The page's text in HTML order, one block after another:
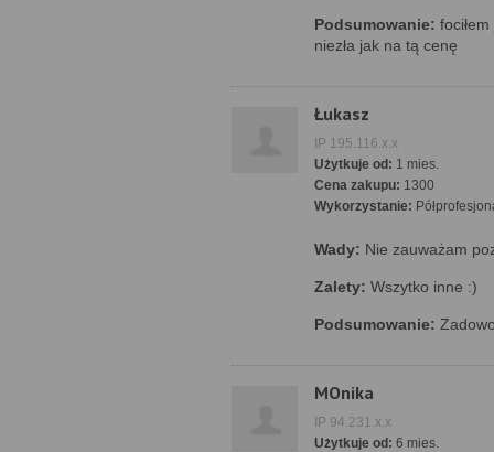
Podsumowanie:
niezła jak na tą cenę
Łukasz
IP 195.116.x.x
Użytkuje od: 1 mies.
Cena zakupu: 1300
Wykorzystanie:
Wady: Nie zauważam
Zalety: Wszytko inne :)
Podsumowanie:
MOnika
IP 94.231.x.x
Użytkuje od: 6 mies.